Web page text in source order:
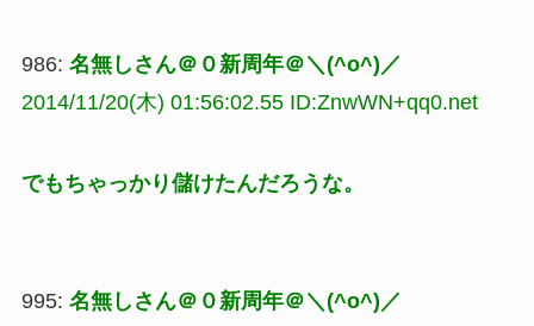
986: 名無しさん＠０新周年＠＼(^o^)／
2014/11/20(木) 01:56:02.55 ID:ZnwWN+qq0.net
でもちゃっかり儲けたんだろうな。
995: 名無しさん＠０新周年＠＼(^o^)／